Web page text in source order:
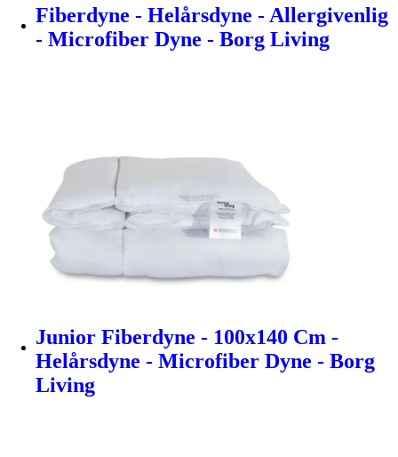
Fiberdyne - Helårsdyne - Allergivenlig
- Microfiber Dyne - Borg Living
Junior Fiberdyne - 100x140 Cm -
Helårsdyne - Microfiber Dyne - Borg
Living